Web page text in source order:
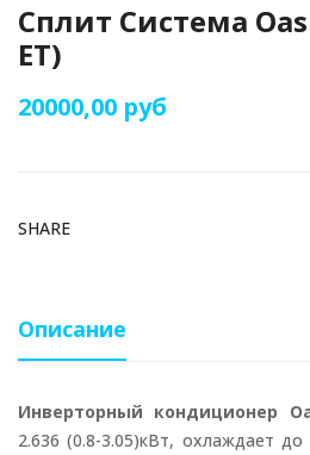
Сплит Система
ET)
20000,00 руб
SHARE
Описание
Инверторный кондиционер
2.636 (0.8-3.05)кВт, охлаждает до